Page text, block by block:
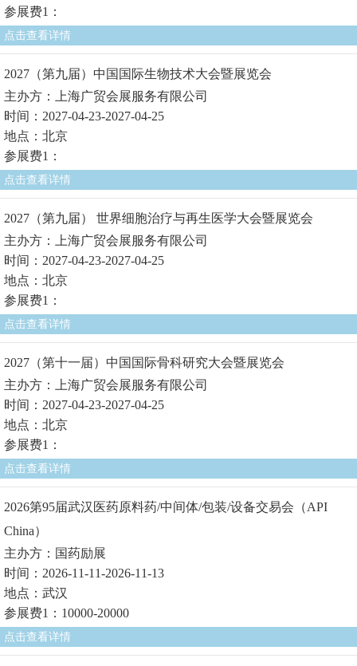
参展费1：
点击查看详情
2027（第九届）中国国际生物技术大会暨展览会
主办方：上海广贸会展服务有限公司
时间：2027-04-23-2027-04-25
地点：北京
参展费1：
点击查看详情
2027（第九届） 世界细胞治疗与再生医学大会暨展览会
主办方：上海广贸会展服务有限公司
时间：2027-04-23-2027-04-25
地点：北京
参展费1：
点击查看详情
2027（第十一届）中国国际骨科研究大会暨展览会
主办方：上海广贸会展服务有限公司
时间：2027-04-23-2027-04-25
地点：北京
参展费1：
点击查看详情
2026第95届武汉医药原料药/中间体/包装/设备交易会（API
China）
主办方：国药励展
时间：2026-11-11-2026-11-13
地点：武汉
参展费1：10000-20000
点击查看详情